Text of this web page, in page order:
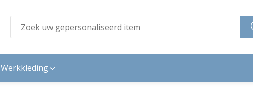
Werkkleding